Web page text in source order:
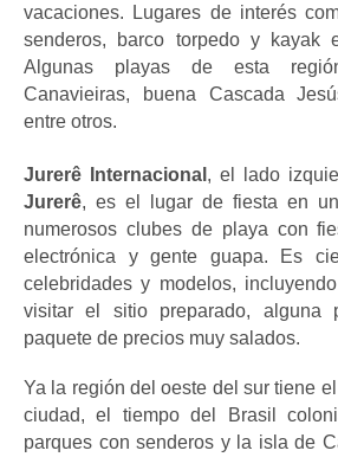
vacaciones. Lugares de interés
senderos, barco torpedo y kayak
Algunas playas de esta
Canavieiras, buena Cascada
entre otros.
Jurerê Internacional , el lado
Jurerê, es el lugar de fiesta en
numerosos clubes de playa con
electrónica y gente guapa. Es
celebridades y modelos,
visitar el sitio preparado, alguna
paquete de precios muy salados.
Ya la región del oeste del sur tiene
ciudad, el tiempo del Brasil
parques con senderos y la isla de